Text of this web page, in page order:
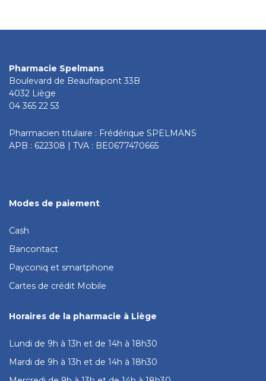
Pharmacie Spelmans
Boulevard de Beaufraipont 33B
4032 Liège
04 365 22 53
Pharmacien titulaire : Frédérique SPELMANS
APB : 622308 | TVA : BE0677470665
Modes de paiement
Cash
Bancontact
Payconiq et smartphone
Cartes de crédit Mobile
Horaires de la pharmacie à Liège
Lundi de 9h à 13h et de 14h à 18h30
Mardi de 9h à 13h et de 14h à 18h30